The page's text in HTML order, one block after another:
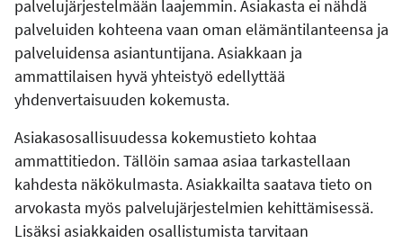
palvelujärjestelmään laajemmin. Asiakasta ei nähdä
palveluiden kohteena vaan oman elämäntilanteensa ja
palveluidensa asiantuntijana. Asiakkaan ja
ammattilaisen hyvä yhteistyö edellyttää
yhdenvertaisuuden kokemusta.
Asiakasosallisuudessa kokemustieto kohtaa
ammattitiedon. Tällöin samaa asiaa tarkastellaan
kahdesta näkökulmasta. Asiakkailta saatava tieto on
arvokasta myös palvelujärjestelmien kehittämisessä.
Lisäksi asiakkaiden osallistumista tarvitaan